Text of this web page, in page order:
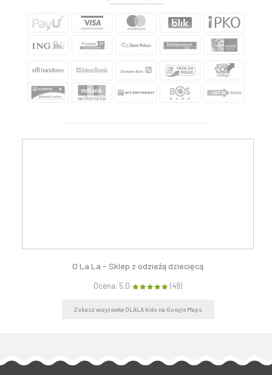
O La La - Sklep z odzieżą dziecięcą
Ocena: 5,0 (49)
Zobacz wizytówkę OLALA kids na Google Maps